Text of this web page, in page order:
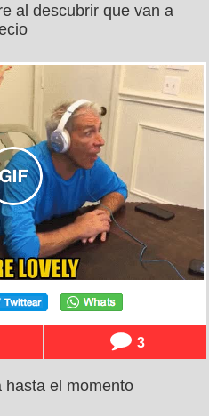
al descubrir que van a
3
hasta el momento